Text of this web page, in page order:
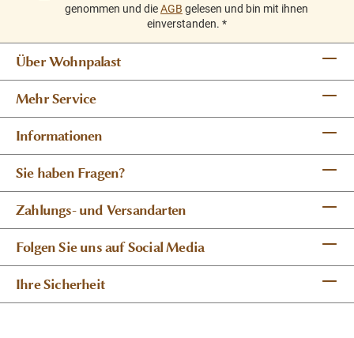
genommen und dieAGB gelesen und bin mit ihnen
einverstanden. *
Über Wohnpalast
Mehr Service
Informationen
Sie haben Fragen?
Zahlungs- und Versandarten
Folgen Sie uns auf Social Media
Ihre Sicherheit